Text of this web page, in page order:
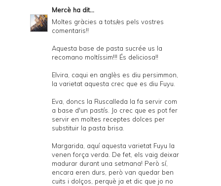
Mercè ha dit...
Moltes gràcies a tots/es pels vostres
comentaris!!
Aquesta base de pasta sucrée us la
recomano moltíssim!!! És deliciosa!!
Elvira, caqui en anglès es diu persimmon,
la varietat aquesta crec que es diu Fuyu.
Eva, doncs la Ruscalleda la fa servir com
a base d'un pastís. Jo crec que es pot fer
servir en moltes receptes dolces per
substituir la pasta brisa.
Margarida, aquí aquesta varietat Fuyu la
venen força verda. De fet, els vaig deixar
madurar durant una setmana! Però sí,
encara eren durs, però van quedar ben
cuits i dolços, perquè ja et dic que jo no